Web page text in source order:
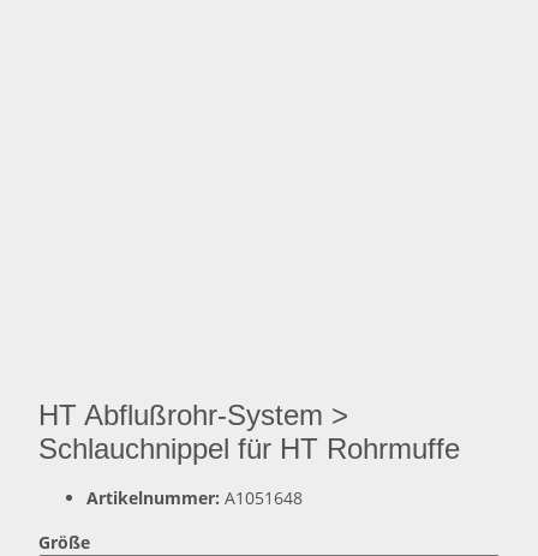
HT Abflußrohr-System >
Schlauchnippel für HT Rohrmuffe
Artikelnummer: A1051648
Größe